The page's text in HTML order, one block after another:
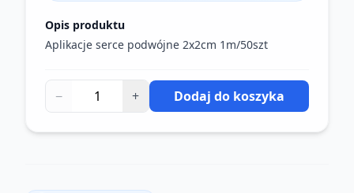
Opis produktu
Aplikacje serce podwójne 2x2cm 1m/50szt
− + Dodaj do koszyka